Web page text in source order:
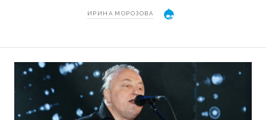
ИРИНА МОРОЗОВА